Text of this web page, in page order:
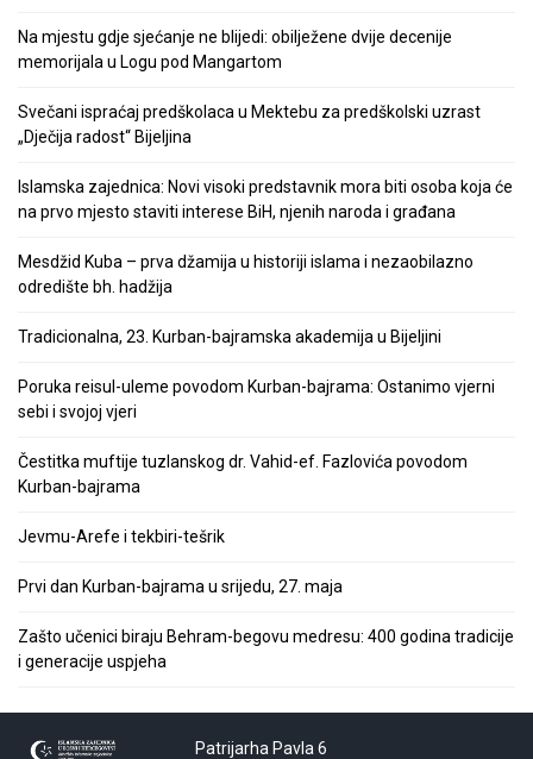
Na mjestu gdje sjećanje ne blijedi: obilježene dvije decenije
memorijala u Logu pod Mangartom
Svečani ispraćaj predškolaca u Mektebu za predškolski uzrast
„Dječija radost“ Bijeljina
Islamska zajednica: Novi visoki predstavnik mora biti osoba koja će
na prvo mjesto staviti interese BiH, njenih naroda i građana
Mesdžid Kuba – prva džamija u historiji islama i nezaobilazno
odredište bh. hadžija
Tradicionalna, 23. Kurban-bajramska akademija u Bijeljini
Poruka reisul-uleme povodom Kurban-bajrama: Ostanimo vjerni
sebi i svojoj vjeri
Čestitka muftije tuzlanskog dr. Vahid-ef. Fazlovića povodom
Kurban-bajrama
Jevmu-Arefe i tekbiri-tešrik
Prvi dan Kurban-bajrama u srijedu, 27. maja
Zašto učenici biraju Behram-begovu medresu: 400 godina tradicije
i generacije uspjeha
Patrijarha Pavla 6